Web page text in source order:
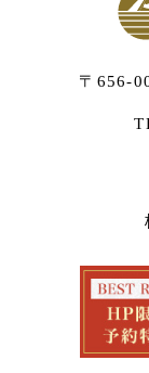
〒656-